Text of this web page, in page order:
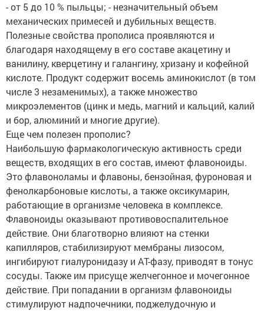
- от 5 до 10 % пыльцы; - незначительный объем
механических примесей и дубильных веществ.
Полезные свойства прополиса проявляются и
благодаря находящему в его составе акацетину и
ванилину, кверцетину и галангину, хризану и кофейной
кислоте. Продукт содержит восемь аминокислот (в том
числе 3 незаменимых), а также множество
микроэлементов (цинк и медь, магний и кальций, калий
и бор, алюминий и многие другие).
Еще чем полезен прополис?
Наибольшую фармакологическую активность среди
веществ, входящих в его состав, имеют флавоноиды.
Это флавоноламы и флавоны, бензойная, фуроновая и
фенолкарбоновые кислоты, а также оксикумарин,
работающие в организме человека в комплексе.
Флавоноиды оказывают противовоспалительное
действие. Они благотворно влияют на стенки
капилляров, стабилизируют мембраны лизосом,
ингибируют гиалуронидазу и АТ-фазу, приводят в тонус
сосуды. Также им присуще желчегонное и мочегонное
действие. При попадании в организм флавоноиды
стимулируют надпочечники, поджелудочную и